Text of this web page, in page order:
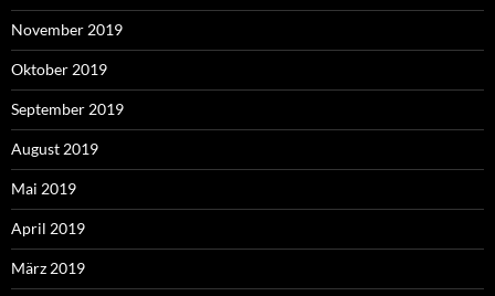
November 2019
Oktober 2019
September 2019
August 2019
Mai 2019
April 2019
März 2019